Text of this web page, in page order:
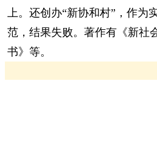
上。还创办“新协和村”，作为
范，结果失败。著作有《新社
书》等。